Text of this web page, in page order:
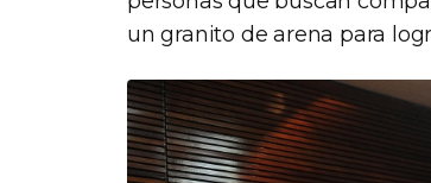
un granito de arena para